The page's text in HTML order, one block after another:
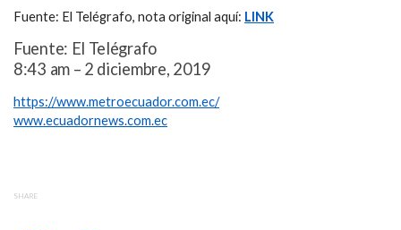
Fuente: El Telégrafo, nota original aquí: LINK
Fuente: El Telégrafo
8:43 am – 2 diciembre, 2019
https://www.metroecuador.com.ec/
www.ecuadornews.com.ec
SHARE